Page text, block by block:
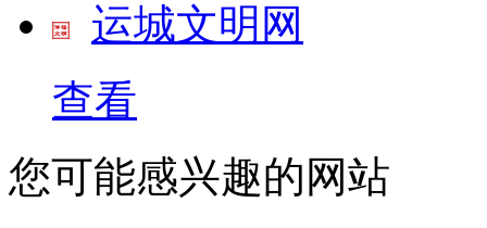
运城文明网
查看
您可能感兴趣的网站